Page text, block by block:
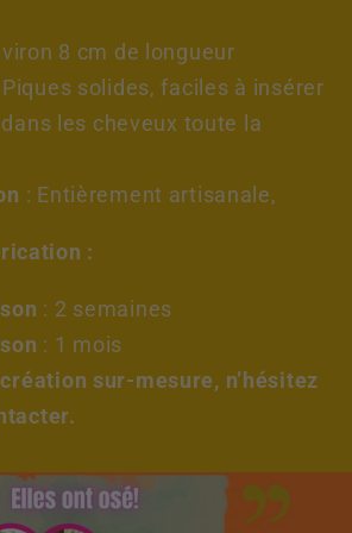
8 cm de longueur
Piques solides, faciles à insérer
les cheveux toute la
: Entièrement artisanale,
:
: 2 semaines
: 1 mois
sur-mesure, n’hésitez